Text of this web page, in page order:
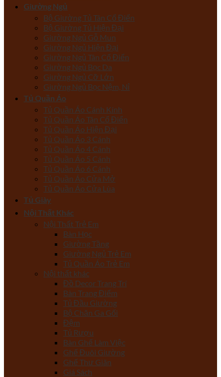
Giường Ngủ
Bộ Giường Tủ Tân Cổ Điển
Bộ Giường Tủ Hiện Đại
Giường Ngủ Gỗ Mun
Giường Ngủ Hiện Đại
Giường Ngủ Tân Cổ Điển
Giường Ngủ Bọc Da
Giường Ngủ Cỡ Lớn
Giường Ngủ Bọc Nệm, Nỉ
Tủ Quần Áo
Tủ Quần Áo Cánh Kính
Tủ Quần Áo Tân Cổ Điển
Tủ Quần Áo Hiện Đại
Tủ Quần Áo 3 Cánh
Tủ Quần Áo 4 Cánh
Tủ Quần Áo 5 Cánh
Tủ Quần Áo 6 Cánh
Tủ Quần Áo Cửa Mở
Tủ Quần Áo Cửa Lùa
Tủ Giày
Nội Thất Khác
Nội Thất Trẻ Em
Bàn Học
Giường Tầng
Giường Ngủ Trẻ Em
Tủ Quần Áo Trẻ Em
Nội thất khác
Đồ Decor Trang Trí
Bàn Trang Điểm
Tủ Đầu Giường
Bộ Chăn Ga Gối
Đệm
Tủ Rượu
Bàn Ghế Làm Việc
Ghế Đuôi Giường
Ghế Thư Giãn
Giá Sách